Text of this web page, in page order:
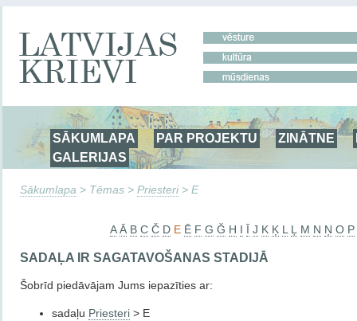
SĀKUMLAPA PAR PROJEKTU ZINĀTNE
GALERIJAS
Sākumlapa > Tēmas > Priesteri> E
A Ā B C Č D E Ē F G Ğ H I Ī J K Ķ L Ļ M N Ņ O P
SADAĻA IR SAGATAVOŠANAS STADIJĀ
Šobrīd piedāvājam Jums iepazīties ar:
sadaļu Priesteri > E